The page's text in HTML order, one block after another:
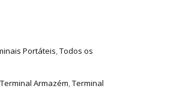
Portáteis,Todos os
Terminal Armazém,Terminal